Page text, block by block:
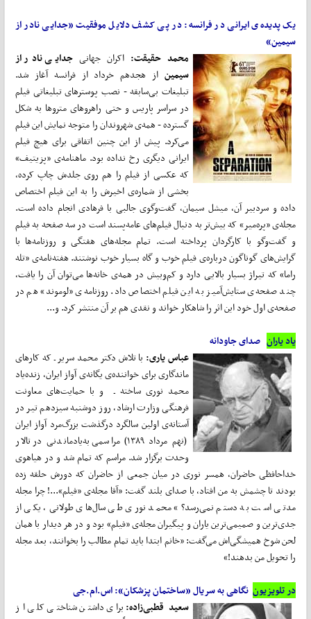
یک پدیده‌ی ایرانی در فرانسه: در پی کشف دلایل موفقیت «جدایی نادر از
سیمین»
محمد حقیقت:اکران جهانی‌ جدایی نادر از
سیمیناز هجدهم خرداد از فرانسه آغاز شد.
تبلیغات بی‌سابقه - نصب پوسترهای تبلیغاتی فیلم
در سراسر پاریس و حتی راهروهای متروها به شکل
گسترده - همه‌ی شهروندان را متوجه نمایش این فیلم
می‌کرد. پیش از این چنین اتفاقی برای هیچ فیلم
ایرانی دیگری رخ نداده بود. ماهنامه‌ی «پزیتیف»
که عکسی از فیلم را هم روی جلدش چاپ کرده،
بخشی از شماره‌ی اخیرش را به این فیلم اختصاص
داده و سردبیر آن، میشل سیمان، گفت‌وگوی جالبی با فرهادی انجام داده است.
مجله‌ی «پره‌میر» که بیش‌تر به دنبال فیلم‌های عامه‌پسند است در سه صفحه به فیلم
و گفت‌وگو با کارگردان پرداخته است. تمام مجله‌های هفتگی و روزنامه‌ها با
گرایش‌های گوناگون درباره‌ی فیلم خوب و گاه بسیار خوب نوشتند. هفته‌نامه‌ی «تله
راما» که تیراژ بسیار بالایی دارد و کم‌و‌بیش در همه‌ی خانه‌ها می‌توان آن‌ را یافت،
چند صفحه‌ی ستایش‌آمیز به این فیلم اختصاص داد. روزنامه‌ی «لوموند» هم در
صفحه‌ی اول خود این اثر را شاهکار خواند و نقدی هم بر آن منتشر کرد. و...
یاد یارانصدای جاودانه
عباس یاری:با تلاش دکتر محمد سریر ـ که کارهای
ماندگاری برای خواننده‌ی یگانه‌ی آواز ایران، زنده‌یاد
محمد نوری ساخته ـ و با حمایت‌های معاونت
فرهنگی وزارت ارشاد، روز دوشنبه سیزدهم تیر در
آستانه‌ی اولین سالگرد درگذشت بزرگ‌مرد آواز ایران
(نهم مرداد ۱۳۸۹) مراسمی به‌یادماندنی در تالار
وحدت برگزار شد. مراسم که تمام شد و در هیاهوی
خداحافظی حاضران، همسر نوری در میان جمعی از حاضران که دورش حلقه زده
بودند تا چشمش به من افتاد، با صدای بلند گفت: «آقا مجله‌ی «فیلم»...! چرا مجله
مدتی است به دستم نمی‌رسد؟» محمد نوری طی سال‌های طولانی، یکی از
جدی‌ترین و صمیمی‌ترین یاران و پیگیران مجله‌ی «فیلم» بود و در هر دیدار با همان
لحن شوخ همیشگی‌اش می‌گفت: «خانم ابتدا باید تمام مطالب را بخوانند، بعد مجله
را تحویل من بدهند!»
در تلویزیوننگاهی به سریال «ساختمان پزشکان»: اس.ام.جی
سعید قطبی‌زاده:برای داشتن شناختی کلی از